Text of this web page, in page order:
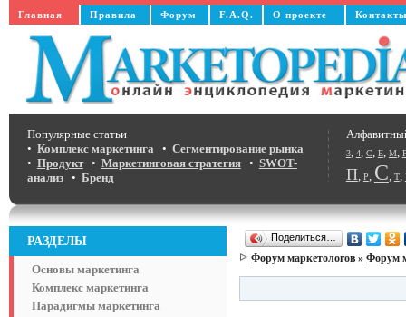
Главная Правила Форум F.A.Q. О проекте
3, 4, C, E, M,
П, Р, С, Т,
Популярные статьи
• Комплекс маркетинга • Сегментирование рынка
• Продукт• Маркетинговая стратегия• SWOT-
анализ• Бренд
РАЗДЕЛЫ
Основы маркетинга
Комплекс маркетинга
Парадигмы маркетинга
Поделиться…
Форум маркетологов» Форум